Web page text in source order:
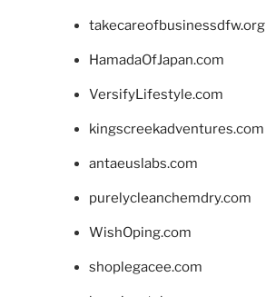
takecareofbusinessdfw.org
HamadaOfJapan.com
VersifyLifestyle.com
kingscreekadventures.com
antaeuslabs.com
purelycleanchemdry.com
WishOping.com
shoplegacee.com